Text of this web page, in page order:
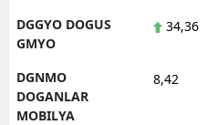
DGGYO DOGUS
GMYO
34,36
DGNMO
DOGANLAR
MOBILYA
8,42